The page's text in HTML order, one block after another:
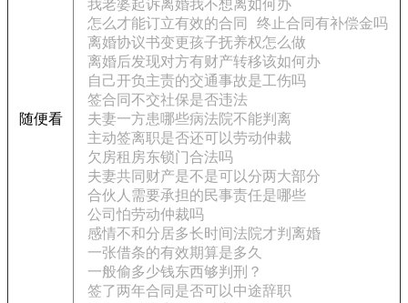
随便看
我老婆起诉离婚我不想离如何办
怎么才能订立有效的合同
终止合同有补偿金吗
离婚协议书变更孩子抚养权怎么做
离婚后发现对方有财产转移该如何办
自己开负主责的交通事故是工伤吗
签合同不交社保是否违法
夫妻一方患哪些病法院不能判离
主动签离职是否还可以劳动仲裁
欠房租房东锁门合法吗
夫妻共同财产是不是可以分两大部分
合伙人需要承担的民事责任是哪些
公司怕劳动仲裁吗
感情不和分居多长时间法院才判离婚
一张借条的有效期算是多久
一般偷多少钱东西够判刑？
签了两年合同是否可以中途辞职